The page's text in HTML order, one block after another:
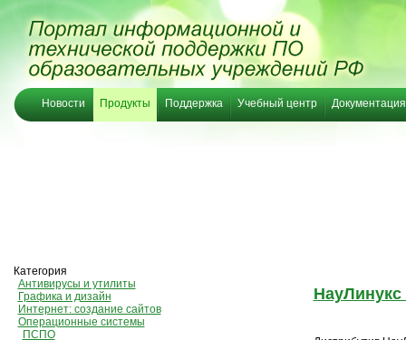
Новости Продукты Поддержка Учебный центр Документация
Категория
Антивирусы и утилиты
Графика и дизайн
Интернет: создание сайтов
Операционные системы
ПСПО